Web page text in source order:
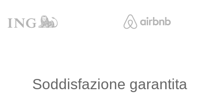
Soddisfazione garantita